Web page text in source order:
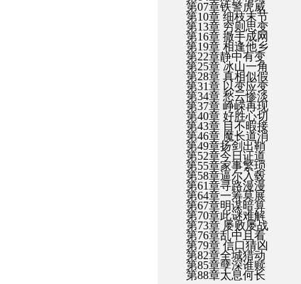
第07章铁警虎威
第10章 细枝末节
第13章 穷则思变
第16章 撒手成网
第19章 相逢他乡
第22章静中有变
第25章 冰山一角
第28章 真相似假
第31章 以变应变
第34章 愁云惨淡
第37章 峥嵘再现
第40章 好胜心切
第43章 目不暇接
第46章 魔长道消
第49章扬剑出鞘
第52章今日证道
第55章家事繁琐
第58章逼尔入毂
第61章寻路漫漫
第64章一筹莫展
第67章明谋暗算
第70章此谜难解
第73章 屡败屡战
第76章乱中且看
第79章 信口猜凶
第82章全城猎动
第85章孽深谁赎
第88章太息何长